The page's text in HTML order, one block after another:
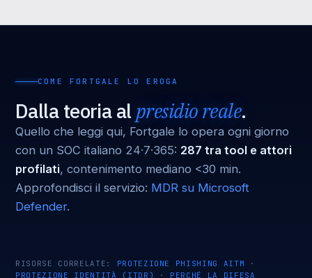
COME FORTGALE LO EROGA
Dalla teoria al presidio reale.
Quello che leggi qui, Fortgale lo opera ogni giorno
con un SOC italiano 24·7·365: 287 tra tool e attori
profilati, contenimento mediano <30 min.
Approfondisci il servizio: MDR su Microsoft
Defender.
RISORSE CORRELATE: PROTEZIONE PHISHING AITM ·
PROTEZIONE IDENTITÀ (ITDR)
· PERCHÉ LA DIFESA